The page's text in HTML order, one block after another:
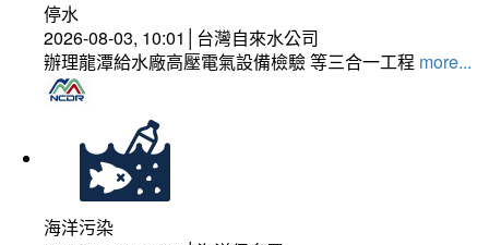
停水
2026-08-03, 10:01│台灣自來水公司
辦理龍潭給水廠高壓電氣設備檢驗 等三合一工程 more...
海洋污染